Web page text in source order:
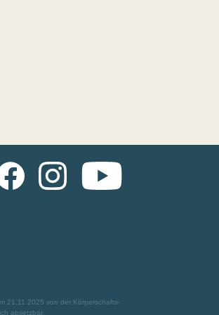
InstagramYouTube
21.11.2025 von der Körperschafts-
absetzbar.